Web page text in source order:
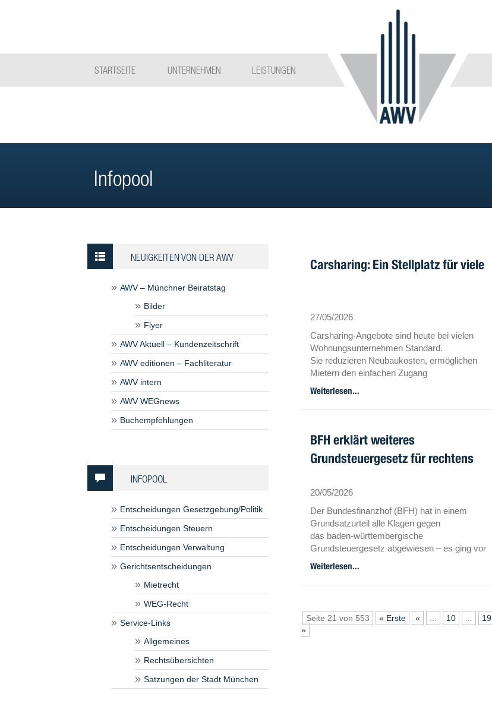
STARTSEITE UNTERNEHMEN LEISTUNGEN
Infopool
NEUIGKEITEN VON DER AWV
AWV – Münchner Beiratstag
Bilder
Flyer
AWV Aktuell – Kundenzeitschrift
AWV editionen – Fachliteratur
AWV intern
AWV WEGnews
Buchempfehlungen
INFOPOOL
Entscheidungen Gesetzgebung/Politik
Entscheidungen Steuern
Entscheidungen Verwaltung
Gerichtsentscheidungen
Mietrecht
WEG-Recht
Service-Links
Allgemeines
Rechtsübersichten
Satzungen der Stadt München
Carsharing: Ein Stellplatz für viele
27/05/2026
Carsharing-Angebote sind heute bei vielen
Wohnungsunternehmen Standard.
Sie reduzieren Neubaukosten, ermöglichen
Mietern den einfachen Zugang
zu einer nachhaltigen Mobilitätslösung und
leisten einen Beitrag zum
Klimaschutz.
Weiterlesen...
BFH erklärt weiteres
Grundsteuergesetz für rechtens
20/05/2026
Der Bundesfinanzhof (BFH) hat in einem
Grundsatzurteil alle Klagen gegen
das baden-württembergische
Grundsteuergesetz abgewiesen – es ging vor
allem um Einwände in Bezug auf die
Bodenrichtwerte. Das letzte Wort ist
womöglich aber noch nicht gesprochen.
Weiterlesen...
Seite 21 von 553 « Erste « 10 19
»